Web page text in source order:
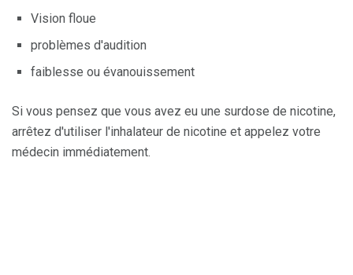
Vision floue
problèmes d'audition
faiblesse ou évanouissement
Si vous pensez que vous avez eu une surdose de nicotine,
arrêtez d'utiliser l'inhalateur de nicotine et appelez votre
médecin immédiatement.